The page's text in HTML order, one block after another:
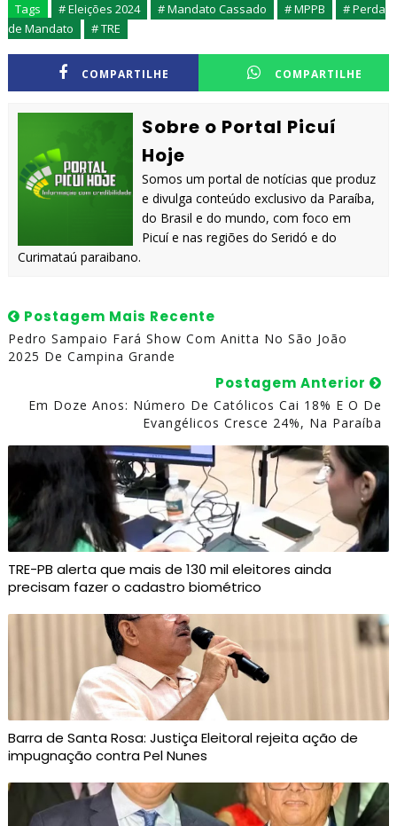
Tags # Eleições 2024 # Mandato Cassado # MPPB
# Perda
de Mandato
# TRE
COMPARTILHE COMPARTILHE
Sobre o Portal Picuí
Hoje
Somos um portal de notícias que produz
e divulga conteúdo exclusivo da Paraíba,
do Brasil e do mundo, com foco em
Picuí e nas regiões do Seridó e do
Curimataú paraibano.
Postagem Mais Recente
Pedro Sampaio Fará Show Com Anitta No São João
2025 De Campina Grande
Postagem Anterior
Em Doze Anos: Número De Católicos Cai 18% E O De
Evangélicos Cresce 24%, Na Paraíba
TRE-PB alerta que mais de 130 mil eleitores ainda
precisam fazer o cadastro biométrico
Barra de Santa Rosa: Justiça Eleitoral rejeita ação de
impugnação contra Pel Nunes